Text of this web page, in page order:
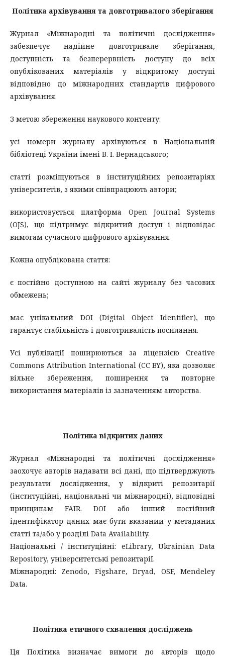
Політика архівування та довготривалого зберігання
Журнал «Міжнародні та політичні дослідження»
забезпечує надійне довготривале зберігання,
доступність та безперервність доступу до всіх
опублікованих матеріалів у відкритому доступі
відповідно до міжнародних стандартів цифрового
архівування.
З метою збереження наукового контенту:
усі номери журналу архівуються в Національній
бібліотеці України імені В. І. Вернадського;
статті розміщуються в інституційних репозитаріях
університетів, з якими співпрацюють автори;
використовується платформа Open Journal Systems
(OJS), що підтримує відкритий доступ і відповідає
вимогам сучасного цифрового архівування.
Кожна опублікована стаття:
є постійно доступною на сайті журналу без часових
обмежень;
має унікальний DOI (Digital Object Identifier), що
гарантує стабільність і довготривалість посилання.
Усі публікації поширюються за ліцензією Creative
Commons Attribution International (CC BY), яка дозволяє
вільне збереження, поширення та повторне
використання матеріалів із зазначенням авторства.
Політика відкритих даних
Журнал «Міжнародні та політичні дослідження»
заохочує авторів надавати всі дані, що підтверджують
результати дослідження, у відкриті репозитарії
(інституційні, національні чи міжнародні), відповідні
принципам FAIR. DOI або інший постійний
ідентифікатор даних має бути вказаний у метаданих
статті та/або у розділі Data Availability.
Національні / інституційні: eLibrary, Ukrainian Data
Repository, університетські репозитарії.
Міжнародні: Zenodo, Figshare, Dryad, OSF, Mendeley
Data.
Політика етичного схвалення досліджень
Ця Політика визначає вимоги до авторів щодо